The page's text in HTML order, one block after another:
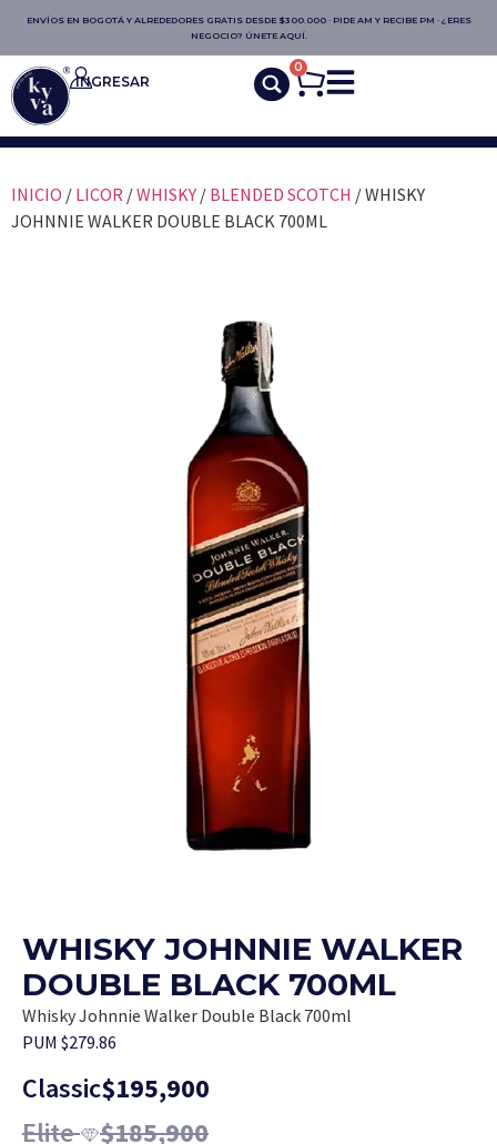
ENVÍOS EN BOGOTÁ Y ALREDEDORES GRATIS DESDE $300.000 · PIDE AM Y RECIBE PM · ¿ERES
NEGOCIO? ÚNETE AQUÍ.
INGRESAR
0
INICIO / LICOR /WHISKY / BLENDED SCOTCH / WHISKY
JOHNNIE WALKER DOUBLE BLACK 700ML
WHISKY JOHNNIE WALKER
DOUBLE BLACK 700ML
Whisky Johnnie Walker Double Black 700ml
PUM $279.86
Classic$195,900
Elite $185,900